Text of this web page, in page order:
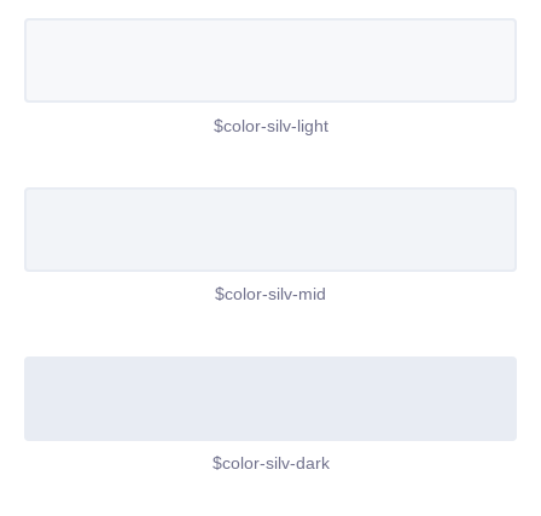
$color-silv-light
$color-silv-mid
$color-silv-dark